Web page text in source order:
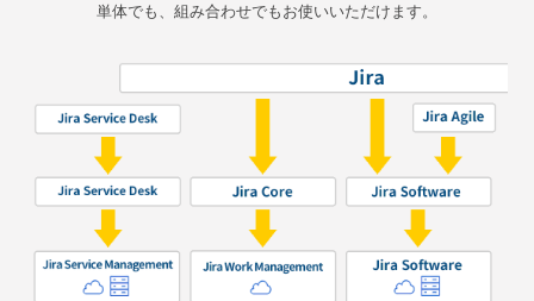
単体でも、組み合わせでもお使いいただけます。